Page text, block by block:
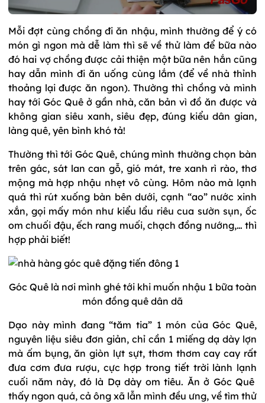
Mỗi đợt cùng chồng đi ăn nhậu, mình thường để ý có
món gì ngon mà dễ làm thì sẽ về thử làm để bữa nào
đó hai vợ chồng được cải thiện một bữa nên hắn cũng
hay dẫn mình đi ăn uống cùng lắm (để về nhà thỉnh
thoảng lại được ăn ngon). Thường thì chồng và mình
hay tới Góc Quê ở gần nhà, căn bản vì đồ ăn được và
không gian siêu xanh, siêu đẹp, đúng kiểu dân gian,
làng quê, yên bình khó tả!
Thường thì tới Góc Quê, chúng mình thường chọn bàn
trên gác, sát lan can gỗ, gió mát, tre xanh rì rào, thơ
mộng mà hợp nhậu nhẹt vô cùng. Hôm nào mà lạnh
quá thì rút xuống bàn bên dưới, cạnh “ao” nước xinh
xắn, gọi mấy món như kiểu lẩu riêu cua sườn sụn, ốc
om chuối đậu, ếch rang muối, chạch đồng nướng,… thì
hợp phải biết!
Góc Quê là nơi mình ghé tới khi muốn nhậu 1 bữa toàn
món đồng quê dân dã
Dạo này mình đang “tăm tia” 1 món của Góc Quê,
nguyên liệu siêu đơn giản, chỉ cần 1 miếng dạ dày lợn
mà ấm bụng, ăn giòn lựt sựt, thơm thơm cay cay rất
đưa cơm đưa rượu, cực hợp trong tiết trời lành lạnh
cuối năm này, đó là Dạ dày om tiêu. Ăn ở Góc Quê
thấy ngon quá, cả ông xã lẫn mình đều ưng, về tìm thử